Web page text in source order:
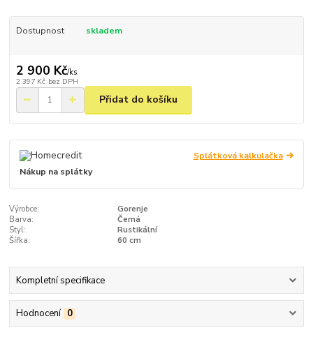
Dostupnost skladem
2 900 Kč/ks
2 397 Kč bez DPH
Přidat do košíku
Splátková kalkulačka
Nákup na splátky
Výrobce:
Gorenje
Barva:
Černá
Styl:
Rustikální
Šířka:
60 cm
Kompletní specifikace
Hodnocení 0